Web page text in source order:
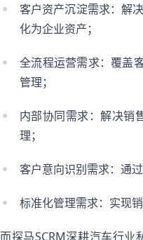
客户资产沉淀需求：解
化为企业资产；
全流程运营需求：覆盖
管理；
内部协同需求：解决销
理；
客户意向识别需求：通
标准化管理需求：实现
而探马SCRM深耕汽车行